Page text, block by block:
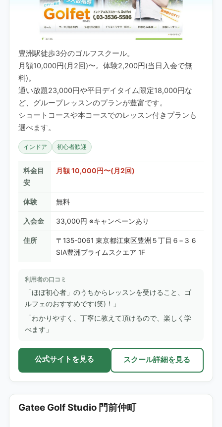
豊洲駅徒歩3分のゴルフスクール。
月額10,000円(月2回)〜。体験2,200円(当日入会で無
料)。
通い放題23,000円や平日デイタイム限定18,000円な
ど、グループレッスンのプランが豊富です。
ショートコースや本コースでのレッスン付きプランも
選べます。
インドア 初心者歓迎
料金目
安
月額 10,000円〜(月2回)
体験 無料
入会金 33,000円 ※キャンペーンあり
住所
〒135-0061 東京都江東区豊洲５丁目６−３６
SIA豊洲プライムスクエア 1F
利用者の口コミ
「ほぼ初心者」のうちからレッスンを受けること、ゴ
ルフェのおすすめです(笑)！」
「わかりやすく、丁寧に教えて頂けるので、楽しく学
べます」
公式サイトを見る スクール詳細を見る
Gatee Golf Studio 門前仲町